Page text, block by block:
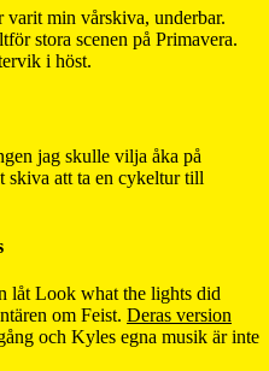
min vårskiva, underbar.
stora scenen på Primavera.
i höst.
jag skulle vilja åka på
skiva att ta en cykeltur till
låt Look what the lights did
om Feist. Deras version
och Kyles egna musik är inte